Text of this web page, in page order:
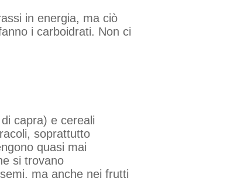
in energia, ma ciò
i carboidrati. Non ci
capra) e cereali
soprattutto
quasi mai
si trovano
ma anche nei frutti